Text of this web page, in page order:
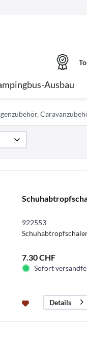
Ausbau
922553
7.30 CHF
Sofort
Details